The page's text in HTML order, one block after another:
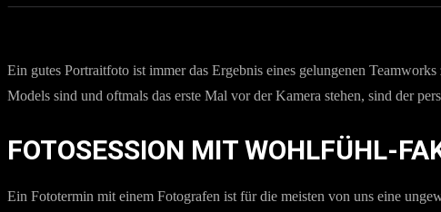
Ein gutes Portraitfoto ist immer das Ergebnis eines gelungenen
Models sind und oftmals das erste Mal vor der Kamera stehen, sind der
FOTOSESSION MIT WOHLFÜHL-
Ein Fototermin mit einem Fotografen ist für die meisten von uns eine